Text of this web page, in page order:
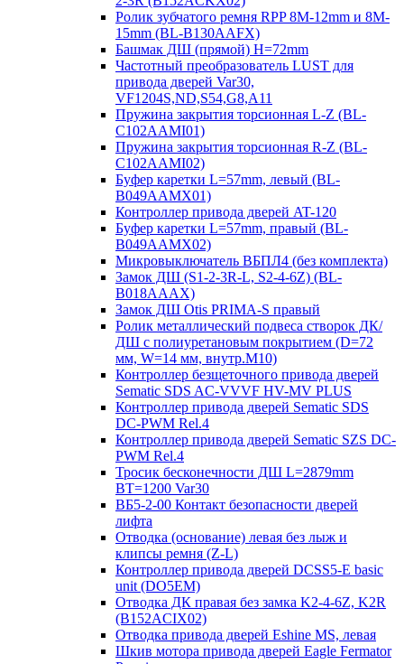
Ролик зубчатого ремня RPP 8M-12mm и 8M-
15mm (BL-B130AAFX)
Башмак ДШ (прямой) H=72mm
Частотный преобразователь LUST для
привода дверей Var30,
VF1204S,ND,S54,G8,A11
Пружина закрытия торсионная L-Z (BL-
C102AAMI01)
Пружина закрытия торсионная R-Z (BL-
C102AAMI02)
Буфер каретки L=57mm, левый (BL-
B049AAMX01)
Контроллер привода дверей AT-120
Буфер каретки L=57mm, правый (BL-
B049AAMX02)
Микровыключатель ВБПЛ4 (без комплекта)
Замок ДШ (S1-2-3R-L, S2-4-6Z) (BL-
B018AAAX)
Замок ДШ Otis PRIMA-S правый
Ролик металлический подвеса створок ДК/
ДШ с полиуретановым покрытием (D=72
мм, W=14 мм, внутр.М10)
Контроллер безщеточного привода дверей
Sematiс SDS AC-VVVF HV-MV PLUS
Контроллер привода дверей Sematic SDS
DC-PWM Rel.4
Контроллер привода дверей Sematic SZS DC-
PWM Rel.4
Тросик бесконечности ДШ L=2879mm
BT=1200 Var30
ВБ5-2-00 Контакт безопасности дверей
лифта
Отводка (основание) левая без лыж и
клипсы ремня (Z-L)
Контроллер привода дверей DCSS5-E basic
unit (DO5EM)
Отводка ДК правая без замка K2-4-6Z, K2R
(B152ACIX02)
Отводка привода дверей Eshine MS, левая
Шкив мотора привода дверей Eagle Fermator